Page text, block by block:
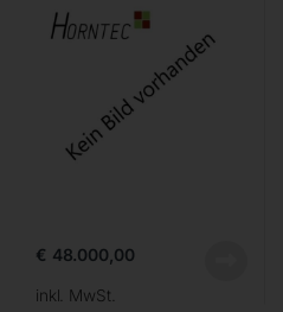
€ 48.000,00
inkl. MwSt.